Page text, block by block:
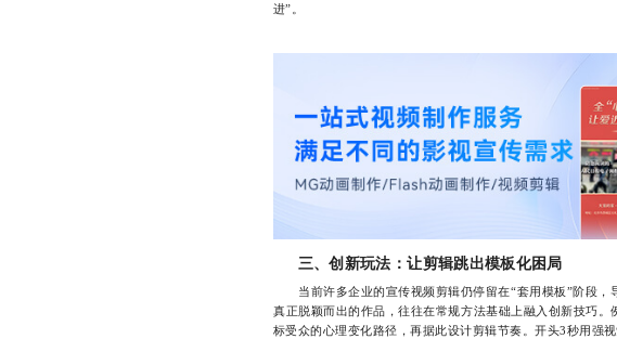
进”。
三、创新玩法：让剪辑跳出模板化困局
当前许多企业的宣传视频剪辑仍停留在“套用模板”阶段，
真正脱颖而出的作品，往往在常规方法基础上融入创新技巧
标受众的心理变化路径，再据此设计剪辑节奏。开头3秒用强